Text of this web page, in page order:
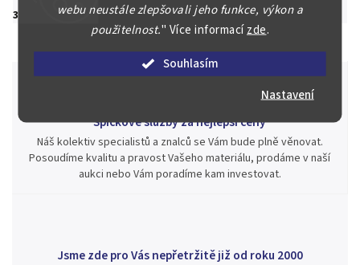
webu neustále zlepšovali jeho funkce, výkon a
použitelnost." Více informacízde.
Souhlasím
Nastavení
300 Kč
Špičkové služby za nejlepší ceny
Náš kolektiv specialistů a znalců se Vám bude plně věnovat.
Posoudíme kvalitu a pravost Vašeho materiálu, prodáme v naší
aukci nebo Vám poradíme kam investovat.
Jsme zde pro Vás nepřetržitě již od roku 2000